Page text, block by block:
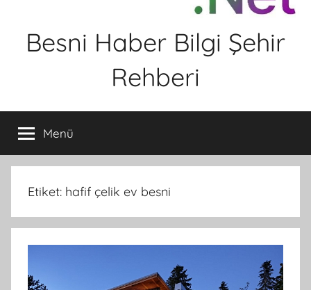
Besni Haber Bilgi Şehir
Rehberi
Menü
Etiket: hafif çelik ev besni